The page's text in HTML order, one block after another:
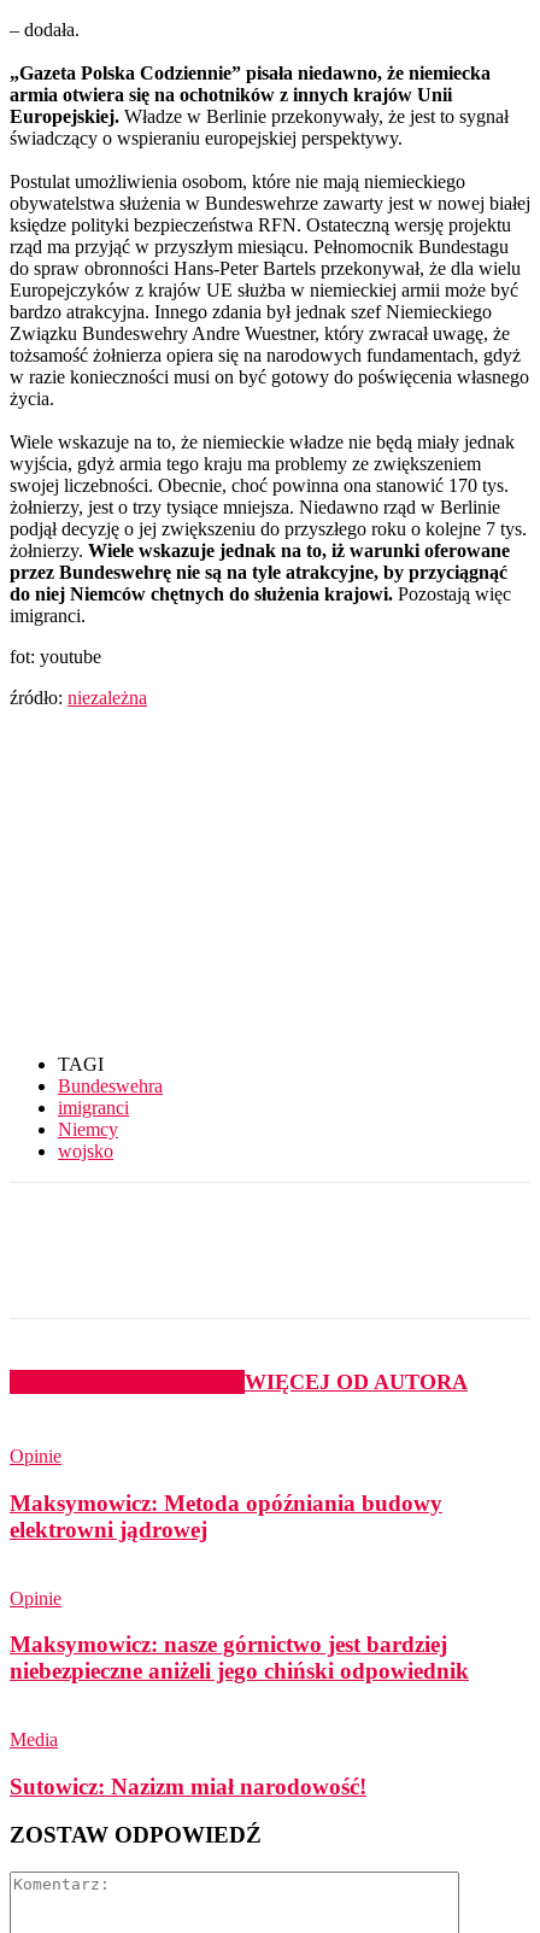
– dodała.
„Gazeta Polska Codziennie” pisała niedawno, że niemiecka
armia otwiera się na ochotników z innych krajów Unii
Europejskiej. Władze w Berlinie przekonywały, że jest to sygnał
świadczący o wspieraniu europejskiej perspektywy.
Postulat umożliwienia osobom, które nie mają niemieckiego
obywatelstwa służenia w Bundeswehrze zawarty jest w nowej białej
księdze polityki bezpieczeństwa RFN. Ostateczną wersję projektu
rząd ma przyjąć w przyszłym miesiącu. Pełnomocnik Bundestagu
do spraw obronności Hans-Peter Bartels przekonywał, że dla wielu
Europejczyków z krajów UE służba w niemieckiej armii może być
bardzo atrakcyjna. Innego zdania był jednak szef Niemieckiego
Związku Bundeswehry Andre Wuestner, który zwracał uwagę, że
tożsamość żołnierza opiera się na narodowych fundamentach, gdyż
w razie konieczności musi on być gotowy do poświęcenia własnego
życia.
Wiele wskazuje na to, że niemieckie władze nie będą miały jednak
wyjścia, gdyż armia tego kraju ma problemy ze zwiększeniem
swojej liczebności. Obecnie, choć powinna ona stanowić 170 tys.
żołnierzy, jest o trzy tysiące mniejsza. Niedawno rząd w Berlinie
podjął decyzję o jej zwiększeniu do przyszłego roku o kolejne 7 tys.
żołnierzy. Wiele wskazuje jednak na to, iż warunki oferowane
przez Bundeswehrę nie są na tyle atrakcyjne, by przyciągnąć
do niej Niemców chętnych do służenia krajowi. Pozostają więc
imigranci.
fot: youtube
źródło: niezależna
TAGI
Bundeswehra
imigranci
Niemcy
wojsko
WIĘCEJ OD AUTORA
Opinie
Maksymowicz: Metoda opóźniania budowy
elektrowni jądrowej
Opinie
Maksymowicz: nasze górnictwo jest bardziej
niebezpieczne aniżeli jego chiński odpowiednik
Media
Sutowicz: Nazizm miał narodowość!
ZOSTAW ODPOWIEDŹ